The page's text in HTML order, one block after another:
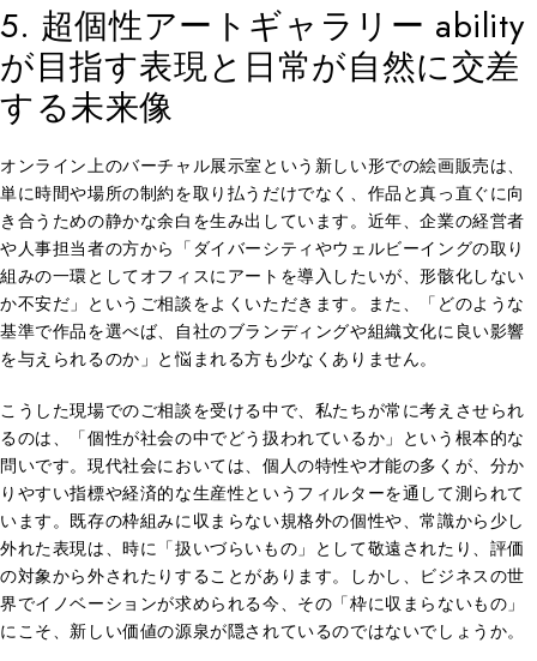
5. 超個性アートギャラリー ability
が目指す表現と日常が自然に交差
する未来像
オンライン上のバーチャル展示室という新しい形での絵画販売は、
単に時間や場所の制約を取り払うだけでなく、作品と真っ直ぐに向
き合うための静かな余白を生み出しています。近年、企業の経営者
や人事担当者の方から「ダイバーシティやウェルビーイングの取り
組みの一環としてオフィスにアートを導入したいが、形骸化しない
か不安だ」というご相談をよくいただきます。また、「どのような
基準で作品を選べば、自社のブランディングや組織文化に良い影響
を与えられるのか」と悩まれる方も少なくありません。
こうした現場でのご相談を受ける中で、私たちが常に考えさせられ
るのは、「個性が社会の中でどう扱われているか」という根本的な
問いです。現代社会においては、個人の特性や才能の多くが、分か
りやすい指標や経済的な生産性というフィルターを通して測られて
います。既存の枠組みに収まらない規格外の個性や、常識から少し
外れた表現は、時に「扱いづらいもの」として敬遠されたり、評価
の対象から外されたりすることがあります。しかし、ビジネスの世
界でイノベーションが求められる今、その「枠に収まらないもの」
にこそ、新しい価値の源泉が隠されているのではないでしょうか。